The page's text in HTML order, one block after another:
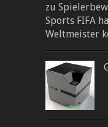
zu
Sports FIFA
Weltmeister